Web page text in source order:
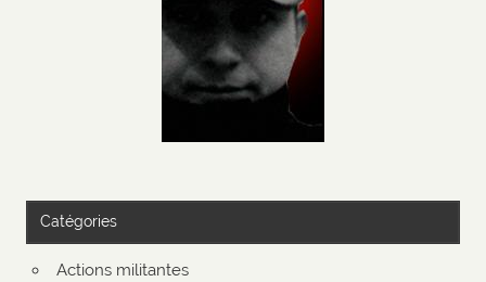
Catégories
Actions militantes